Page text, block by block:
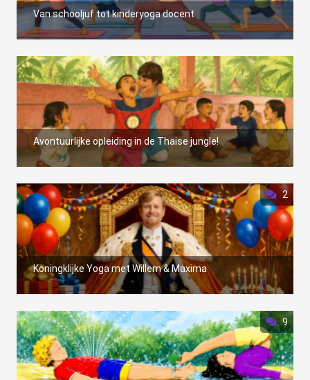
Van schooljuf tot kinderyoga docent
Avontuurlijke opleiding in de Thaise jungle!
2
Koningklijke Yoga met Willem & Maxima
9